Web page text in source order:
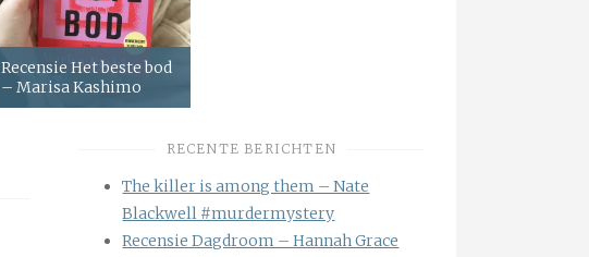
Recensie Het beste bod
– Marisa Kashimo
RECENTE BERICHTEN
The killer is among them – Nate
Blackwell #murdermystery
Recensie Dagdroom – Hannah Grace